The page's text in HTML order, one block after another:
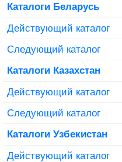
Каталоги Беларусь
Действующий каталог
Следующий каталог
Каталоги Казахстан
Действующий каталог
Следующий каталог
Каталоги Узбекистан
Действующий каталог